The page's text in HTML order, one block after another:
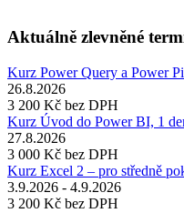
Aktuálně zlevněné
Kurz Power Query a Power
26.8.2026
3 200 Kč bez DPH
Kurz Úvod do Power BI, 1
27.8.2026
3 000 Kč bez DPH
Kurz Excel 2 – pro středně
3.9.2026 - 4.9.2026
3 200 Kč bez DPH